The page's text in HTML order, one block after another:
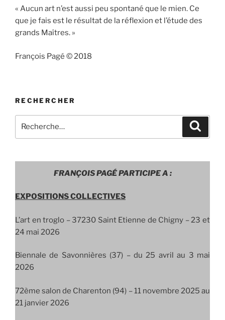
« Aucun art n’est aussi peu spontané que le mien. Ce
que je fais est le résultat de la réflexion et l’étude des
grands Maîtres. »
François Pagé © 2018
RECHERCHER
pour
FRANÇOIS PAGÉ PARTICIPE A :
EXPOSITIONS COLLECTIVES
L’art en troglo – 37230 Saint Etienne de Chigny – 23 et
24 mai 2026
Biennale de Savonnières (37) – du 25 avril au 3 mai
2026
72ème salon de Charenton (94) – 11 novembre 2025 au
21 janvier 2026